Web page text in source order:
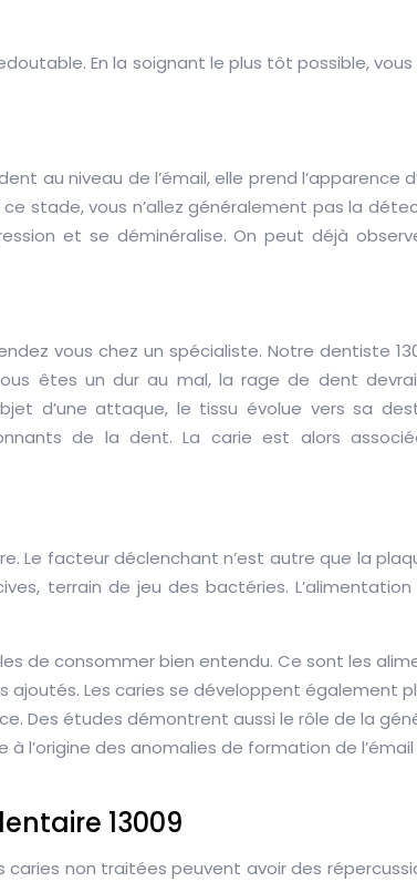
En la soignant le plus tôt possible,
au niveau de l’émail, elle prend l’apparence
stade, vous n’allez généralement pas la
et se déminéralise. On peut déjà
vous chez un spécialiste. Notre dentiste
êtes un dur au mal, la rage de dent
d’une attaque, le tissu évolue vers sa
de la dent. La carie est alors
Le facteur déclenchant n’est autre que la
terrain de jeu des bactéries.
de consommer bien entendu. Ce sont les
ajoutés. Les caries se développent également
Des études démontrent aussi le rôle de la
l’origine des anomalies de formation de
13009
non traitées peuvent avoir des